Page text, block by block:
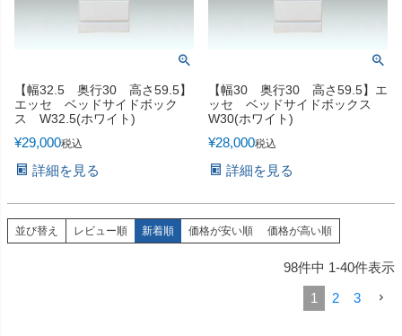
【幅32.5 奥行30 高さ59.5】
エッセ ベッドサイドボック
ス W32.5(ホワイト)
¥29,000税込
詳細を見る
【幅30 奥行30 高さ59.5】エ
ッセ ベッドサイドボックス
W30(ホワイト)
¥28,000税込
詳細を見る
並び替え レビュー順 新着順 価格が安い順 価格が高い順
98件中 1-40件表示
1
2 3